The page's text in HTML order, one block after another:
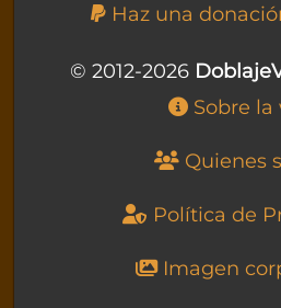
Haz una
© 2012-2026
Sobre la
Quienes
Política de
Imagen